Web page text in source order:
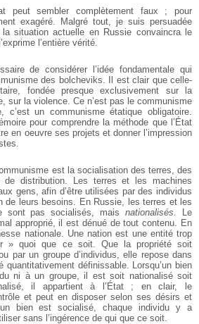
peut sembler complètement faux ; pour
exagéré. Malgré tout, je suis persuadée
la situation actuelle en Russie convaincra le
l’entière vérité.
de considérer l’idée fondamentale qui
des bolcheviks. Il est clair que celle-
fondée presque exclusivement sur la
sur la violence. Ce n’est pas le communisme
c’est un communisme étatique obligatoire.
pour comprendre la méthode que l’État
en oeuvre ses projets et donner l’impression
est la socialisation des terres, des
de distribution. Les terres et les machines
gens, afin d’être utilisées par des individus
de leurs besoins. En Russie, les terres et les
sont pas socialisés, maisnationalisés . Le
approprié, il est dénué de tout contenu. En
nationale. Une nation est une entité trop
» quoi que ce soit. Que la propriété soit
par un groupe d’individus, elle repose dans
définissable. Lorsqu’un bien
ni à un groupe, il est soit nationalisé soit
il appartient à l’État ; en clair, le
et peut en disposer selon ses désirs et
bien est socialisé, chaque individu y a
sans l’ingérence de qui que ce soit.